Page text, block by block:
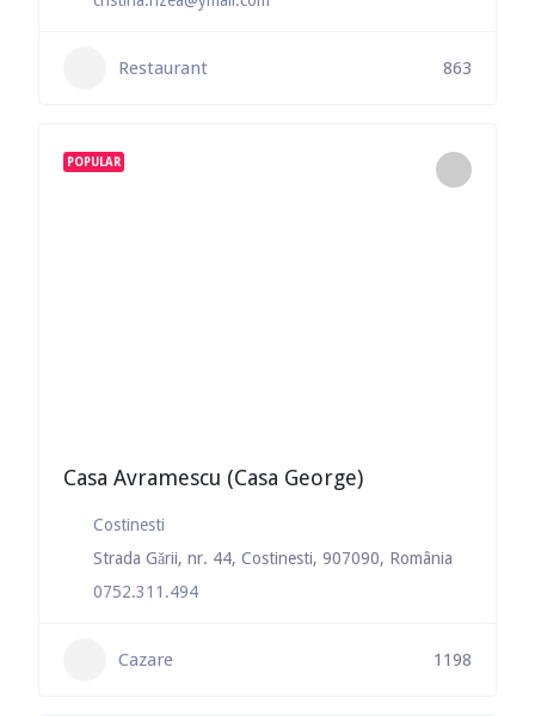
Restaurant 863
POPULAR
Casa Avramescu (Casa George)
Costinesti
Strada Gării, nr. 44, Costinesti, 907090, România
0752.311.494
Cazare 1198